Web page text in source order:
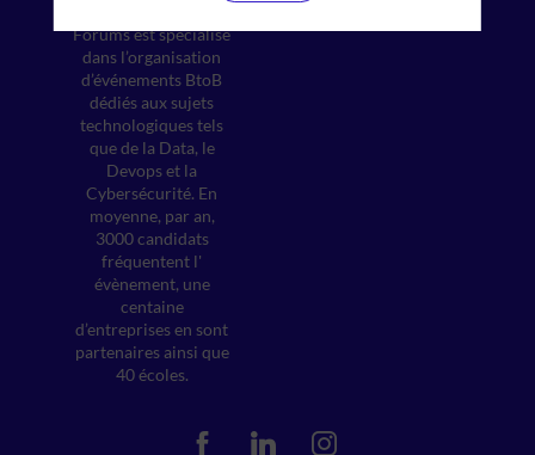
Forums est spécialisé
dans l’organisation
d’événements BtoB
dédiés aux sujets
technologiques tels
que de la Data, le
Devops et la
Cybersécurité. En
moyenne, par an,
3000 candidats
fréquentent l'
évènement, une
centaine
d’entreprises en sont
partenaires ainsi que
40 écoles.